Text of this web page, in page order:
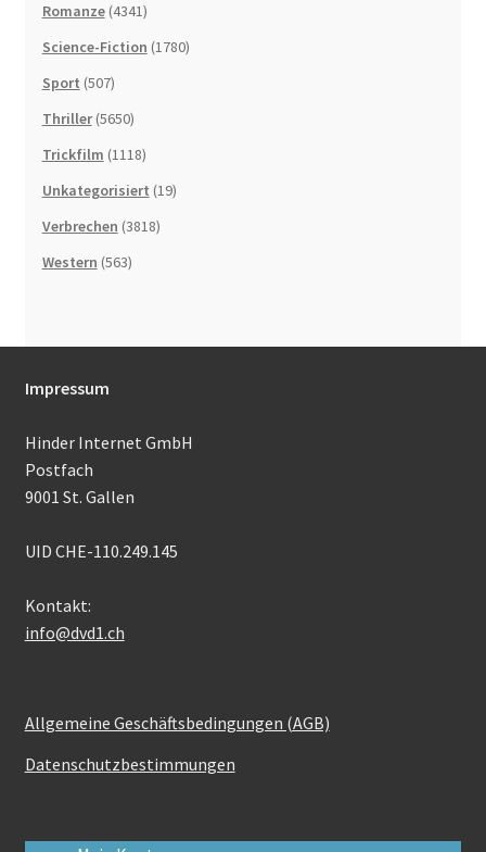
Romanze (4341)
Science-Fiction (1780)
Sport (507)
Thriller (5650)
Trickfilm (1118)
Unkategorisiert (19)
Verbrechen (3818)
Western (563)
Impressum
Hinder Internet GmbH
Postfach
9001 St. Gallen
UID CHE-110.249.145
Kontakt:
info@dvd1.ch
Allgemeine Geschäftsbedingungen (AGB)
Datenschutzbestimmungen